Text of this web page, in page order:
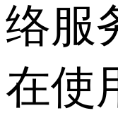
络服
在使